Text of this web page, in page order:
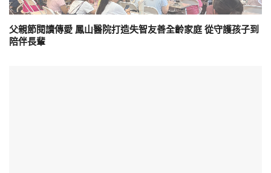
父親節閱讀傳愛 鳳山醫院打造失智友善全齡家庭 從守護孩子到
陪伴長輩